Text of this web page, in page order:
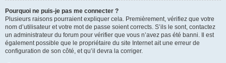
Pourquoi ne puis-je pas me connecter ?
Plusieurs raisons pourraient expliquer cela. Premièrement, vérifiez que votre
nom d’utilisateur et votre mot de passe soient corrects. S’ils le sont, contactez
un administrateur du forum pour vérifier que vous n’avez pas été banni. Il est
également possible que le propriétaire du site Internet ait une erreur de
configuration de son côté, et qu’il devra la corriger.